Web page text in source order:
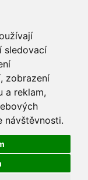
sledovací
zobrazení
a reklam,
návštěvnosti.
vystavit
přijatou tržbu u